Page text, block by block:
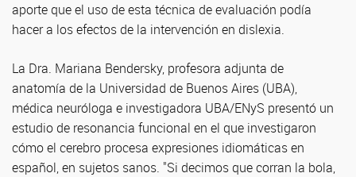
aporte que el uso de esta técnica de evaluación podía
hacer a los efectos de la intervención en dislexia.
La Dra. Mariana Bendersky, profesora adjunta de
anatomía de la Universidad de Buenos Aires (UBA),
médica neuróloga e investigadora UBA/ENyS presentó un
estudio de resonancia funcional en el que investigaron
cómo el cerebro procesa expresiones idiomáticas en
español, en sujetos sanos. "Si decimos que corran la bola,